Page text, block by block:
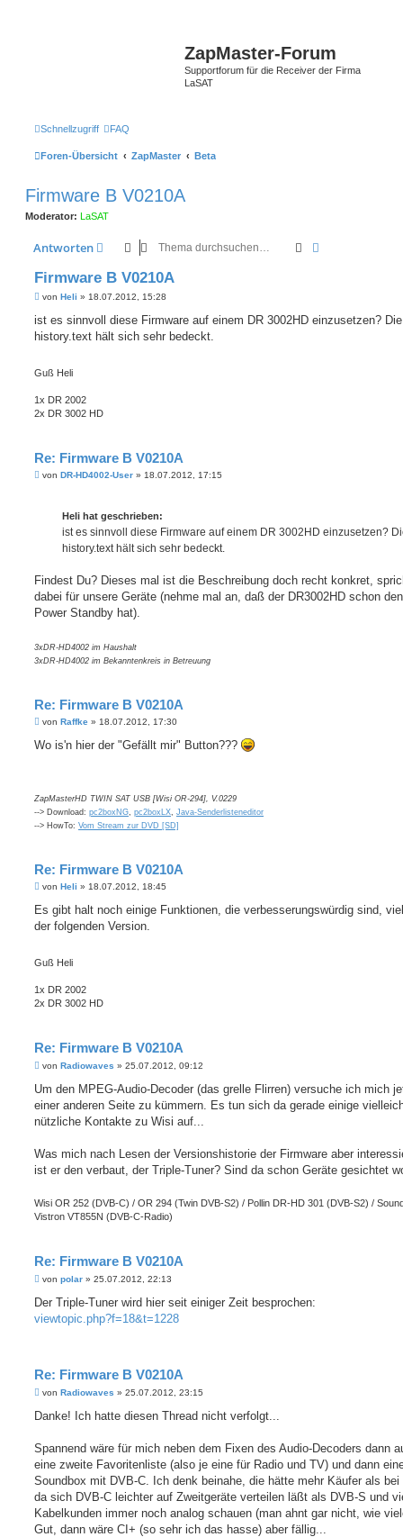
ZapMaster-Forum
Supportforum für die Receiver der Firma
LaSAT
Schnellzugriff FAQ
Foren-Übersicht ZapMaster Beta
Firmware B V0210A
Moderator: LaSAT
Antworten Suche
Firmware B V0210A
B
i
r
von Heli » 18.07.2012, 15:28
ist es sinnvoll diese Firmware auf einem DR 3002HD einzusetzen? Die
history.text hält sich sehr bedeckt.
Guß Heli
1x DR 2002
2x DR 3002 HD
Re: Firmware B V0210A
Bvon DR-HD4002-User » 18.07.2012, 17:15
Heli hat geschrieben:
ist es sinnvoll diese Firmware auf einem DR 3002HD einzusetzen?
history.text hält sich sehr bedeckt.
Findest Du? Dieses mal ist die Beschreibung doch recht konkret,
dabei für unsere Geräte (nehme mal an, daß der DR3002HD schon
Power Standby hat).
3xDR-HD4002 im Haushalt
3xDR-HD4002 im Bekanntenkreis in Betreuung
Re: Firmware B V0210A
B
i
von Raffke » 18.07.2012, 17:30
Wo is'n hier der "Gefällt mir" Button???
ZapMasterHD TWIN SAT USB [Wisi OR-294], V.0229
--> Download: pc2boxNG pc2boxLX Java-Senderlisteneditor
--> HowTo: Vom Stream zur DVD [SD]
Re: Firmware B V0210A
B
i
r
von Heli » 18.07.2012, 18:45
Es gibt halt noch einige Funktionen, die verbesserungswürdig sind,
der folgenden Version.
Guß Heli
1x DR 2002
2x DR 3002 HD
Re: Firmware B V0210A
B
r
a
von Radiowaves » 25.07.2012, 09:12
Um den MPEG-Audio-Decoder (das grelle Flirren) versuche ich mich
einer anderen Seite zu kümmern. Es tun sich da gerade einige
nützliche Kontakte zu Wisi auf...
Was mich nach Lesen der Versionshistorie der Firmware aber
ist er den verbaut, der Triple-Tuner? Sind da schon Geräte gesichtet
Wisi OR 252 (DVB-C) / OR 294 (Twin DVB-S2) / Pollin DR-HD 301 (DVB-S2) /
Vistron VT855N (DVB-C-Radio)
Re: Firmware B V0210A
B
i
r
von polar » 25.07.2012, 22:13
Der Triple-Tuner wird hier seit einiger Zeit besprochen:
viewtopic.php?f=18&t=1228
Re: Firmware B V0210A
B
i
a
g
von Radiowaves » 25.07.2012, 23:15
Danke! Ich hatte diesen Thread nicht verfolgt...
Spannend wäre für mich neben dem Fixen des Audio-Decoders dann
eine zweite Favoritenliste (also je eine für Radio und TV) und dann
Soundbox mit DVB-C. Ich denk beinahe, die hätte mehr Käufer als bei
da sich DVB-C leichter auf Zweitgeräte verteilen läßt als DVB-S und
Kabelkunden immer noch analog schauen (man ahnt gar nicht, wie
Gut, dann wäre CI+ (so sehr ich das hasse) aber fällig...